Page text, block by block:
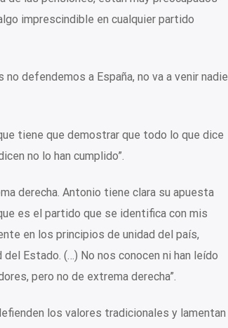
imprescindible en cualquier partido
defendemos a España, no va a venir nadie
tiene que demostrar que todo lo que dice
no lo han cumplido”.
derecha. Antonio tiene clara su apuesta
es el partido que se identifica con mis
en los principios de unidad del país,
Estado. (…) No nos conocen ni han leído
pero no de extrema derecha”.
los valores tradicionales y lamentan